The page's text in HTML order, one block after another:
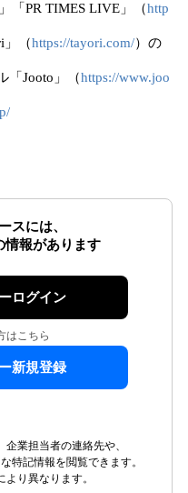
「PR TIMES LIVE」（http
」（https://tayori.com/）の
「Jooto」（https://www.joo
スには、
情報があります
ログイン
はこちら
新規登録
業担当者の連絡先や、
特記情報を閲覧できます。
り異なります。